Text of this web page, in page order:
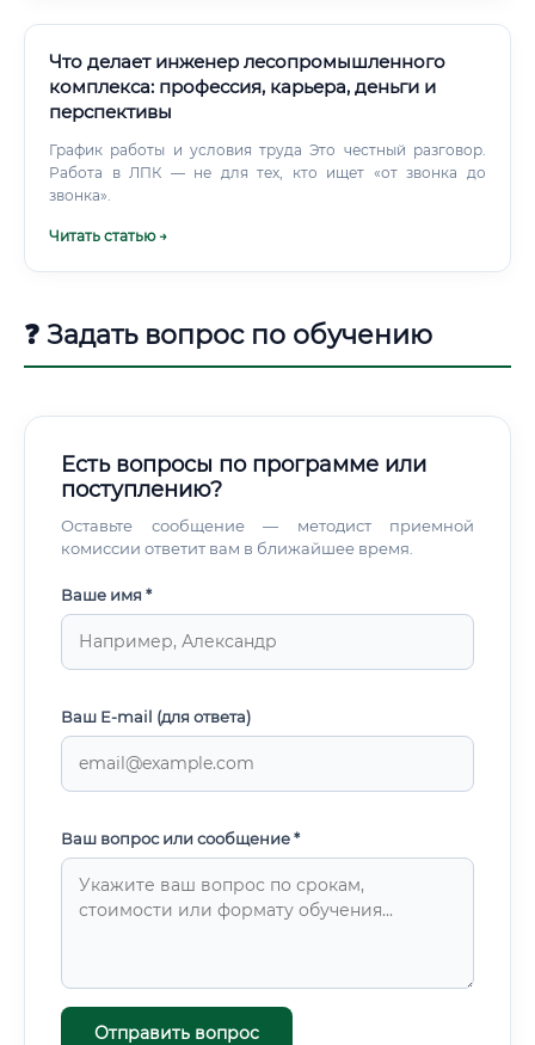
Что делает инженер лесопромышленного
комплекса: профессия, карьера, деньги и
перспективы
График работы и условия труда Это честный разговор.
Работа в ЛПК — не для тех, кто ищет «от звонка до
звонка».
Читать статью →
❓ Задать вопрос по обучению
Есть вопросы по программе или
поступлению?
Оставьте сообщение — методист приемной
комиссии ответит вам в ближайшее время.
Ваше имя *
Ваш E-mail (для ответа)
Ваш вопрос или сообщение *
Отправить вопрос